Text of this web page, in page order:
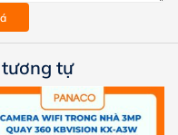
tự